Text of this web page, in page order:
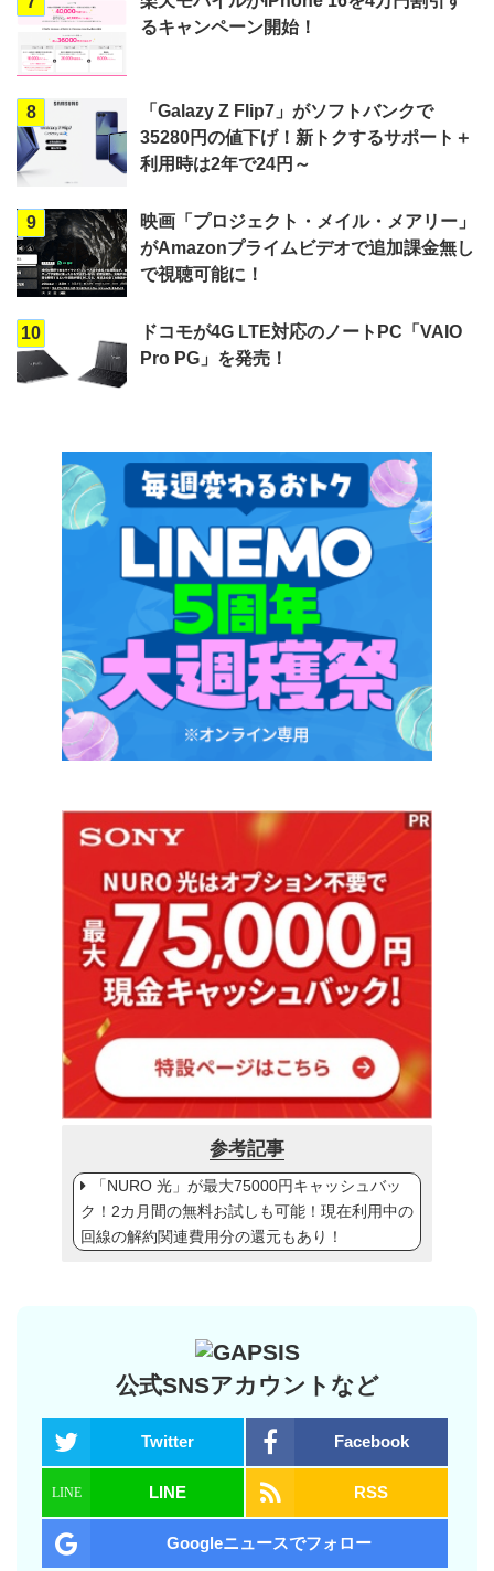
るキャンペーン開始！
8
「Galazy Z Flip7」がソフトバンクで
35280円の値下げ！新トクするサポート＋
利用時は2年で24円～
9
映画「プロジェクト・メイル・メアリー」
がAmazonプライムビデオで追加課金無し
で視聴可能に！
10
ドコモが4G LTE対応のノートPC「VAIO
Pro PG」を発売！
参考記事
「NURO 光」が最大75000円キャッシュバッ
ク！2カ月間の無料お試しも可能！現在利用中の
回線の解約関連費用分の還元もあり！
公式SNSアカウントなど
Twitter Facebook
LINE RSS
Googleニュースでフォロー